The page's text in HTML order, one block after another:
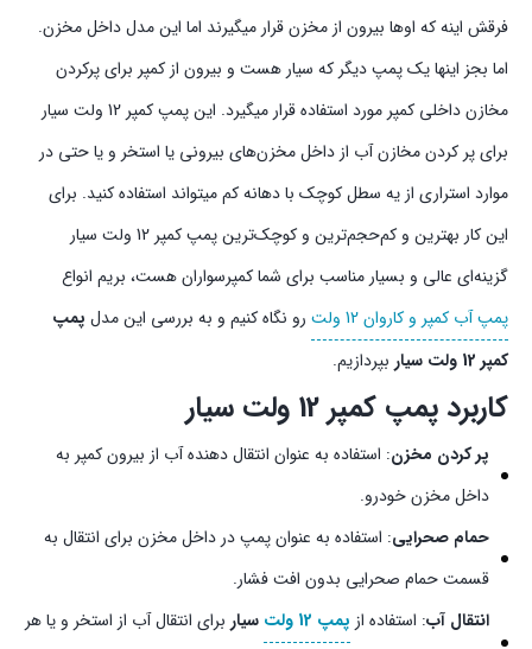
فرقش اینه که اوها بیرون از مخزن قرار میگیرند اما این مدل داخل مخزن.
اما بجز اینها یک پمپ دیگر که سیار هست و بیرون از کمپر برای پرکردن
مخازن داخلی کمپر مورد استفاده قرار میگیرد. این پمپ کمپر 12 ولت سیار
برای پر کردن مخازن آب از داخل مخزن‌های بیرونی یا استخر و یا حتی در
موارد استراری از یه سطل کوچک با دهانه کم میتواند استفاده کنید. برای
این کار بهترین و کم‌حجم‌ترین و کوچک‌ترین پمپ کمپر 12 ولت سیار
گزینه‌ای عالی و بسیار مناسب برای شما کمپر‌سواران هست، بریم انواع
پمپ آب کمپر و کاروان 12 ولت
رو نگاه کنیم و به بررسی این مدل پمپ
کمپر 12 ولت سیار
بپردازیم.
کاربرد پمپ کمپر 12 ولت سیار
پر کردن مخزن: استفاده به عنوان انتقال دهنده آب از بیرون کمپر به
داخل مخزن خودرو.
حمام صحرایی: استفاده به عنوان پمپ در داخل مخزن برای انتقال به
قسمت حمام صحرایی بدون افت فشار.
انتقال آب: استفاده از پمپ 12 ولت سیار برای انتقال آب از استخر و یا هر